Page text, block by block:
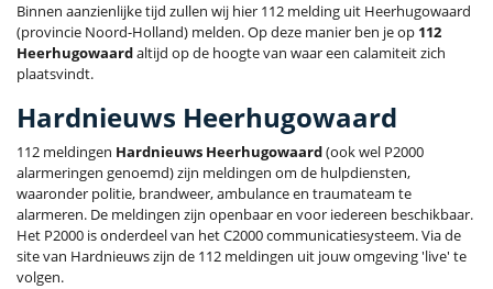
Binnen aanzienlijke tijd zullen wij hier 112 melding uit Heerhugowaard
(provincie Noord-Holland) melden. Op deze manier ben je op 112
Heerhugowaardaltijd op de hoogte van waar een calamiteit zich
plaatsvindt.
Hardnieuws Heerhugowaard
112 meldingen Hardnieuws Heerhugowaard(ook wel P2000
alarmeringen genoemd) zijn meldingen om de hulpdiensten,
waaronder politie, brandweer, ambulance en traumateam te
alarmeren. De meldingen zijn openbaar en voor iedereen beschikbaar.
Het P2000 is onderdeel van het C2000 communicatiesysteem. Via de
site van Hardnieuws zijn de 112 meldingen uit jouw omgeving 'live' te
volgen.